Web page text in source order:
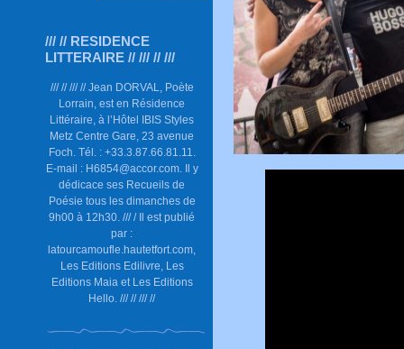
/// // RESIDENCE
LITTERAIRE // /// // ///
/// // /// // Jean DORVAL, Poète
Lorrain, est en Résidence
Littéraire, à l’Hôtel IBIS Styles
Metz Centre Gare, 23 avenue
Foch. Tél. : +33.3.87.66.81.11.
E-mail : H6854@accor.com. Il y
dédicace ses Recueils de
Poésie tous les dimanches de
9h00 à 12h30. /// / Il est publié
par :
latourcamoufle.hautetfort.com,
Les Editions Edilivre, Les
Editions Maia et Les Editions
Hello. /// // /// //